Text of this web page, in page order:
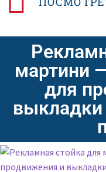
мартини
для
выкладки